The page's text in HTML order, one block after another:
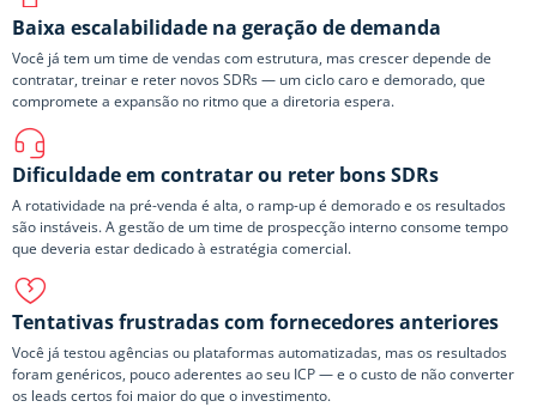
Baixa escalabilidade na geração de demanda
Você já tem um time de vendas com estrutura, mas crescer depende de
contratar, treinar e reter novos SDRs — um ciclo caro e demorado, que
compromete a expansão no ritmo que a diretoria espera.
Dificuldade em contratar ou reter bons SDRs
A rotatividade na pré-venda é alta, o ramp-up é demorado e os resultados
são instáveis. A gestão de um time de prospecção interno consome tempo
que deveria estar dedicado à estratégia comercial.
Tentativas frustradas com fornecedores anteriores
Você já testou agências ou plataformas automatizadas, mas os resultados
foram genéricos, pouco aderentes ao seu ICP — e o custo de não converter
os leads certos foi maior do que o investimento.